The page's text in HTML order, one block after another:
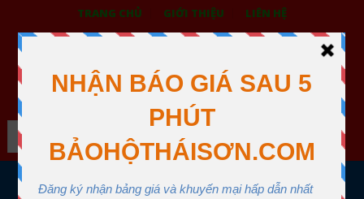
TRANG CHỦ GIỚI THIỆU LIÊN HỆ
BẢO HỘ LAO ĐỘNG THÁI SƠN
XƯỞNG MAY THÁI SƠN QUẬN 12
Search
MENU